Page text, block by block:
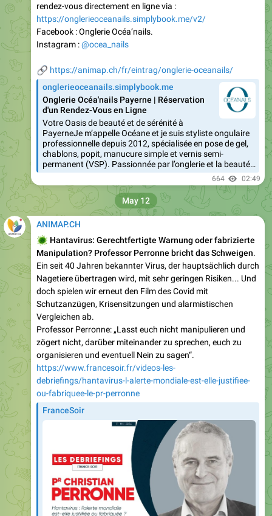
rendez-vous directement en ligne via :
https://onglerieoceanails.simplybook.me/v2/
Facebook : Onglerie Océa’nails.
Instagram :@ocea_nails
https://animap.ch/fr/eintrag/onglerie-oceanails/
onglerieoceanails.simplybook.me
Onglerie Océa'nails Payerne | Réservation
d'un Rendez-Vous en Ligne
Votre Oasis de beauté et de sérénité à
PayerneJe m’appelle Océane et je suis styliste ongulaire
professionnelle depuis 2012, spécialisée en pose de gel,
chablons, popit, manucure simple et vernis semi-
permanent (VSP). Passionnée par l’onglerie et la beauté…
664 02:49
ANIMAP.CH
Hantavirus: Gerechtfertigte Warnung oder fabrizierte
Manipulation? Professor Perronne bricht das Schweigen.
Ein seit 40 Jahren bekannter Virus, der hauptsächlich durch
Nagetiere übertragen wird, mit sehr geringen Risiken... Und
doch spielen wir erneut den Film des Covid mit
Schutzanzügen, Krisensitzungen und alarmistischen
Vergleichen ab.
Professor Perronne: „Lasst euch nicht manipulieren und
zögert nicht, darüber miteinander zu sprechen, euch zu
organisieren und eventuell Nein zu sagen“.
https://www.francesoir.fr/videos-les-
debriefings/hantavirus-l-alerte-mondiale-est-elle-justifiee-
ou-fabriquee-le-pr-perronne
FranceSoir
May 12